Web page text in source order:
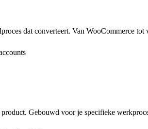
dat converteert. Van WooCommerce
Gebouwd voor je specifieke